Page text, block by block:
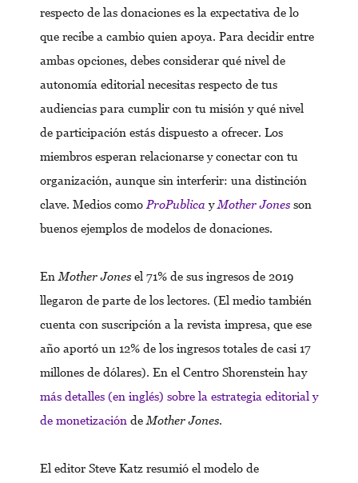
respecto de las donaciones es la expectativa de lo
que recibe a cambio quien apoya. Para decidir entre
ambas opciones, debes considerar qué nivel de
autonomía editorial necesitas respecto de tus
audiencias para cumplir con tu misión y qué nivel
de participación estás dispuesto a ofrecer. Los
miembros esperan relacionarse y conectar con tu
organización, aunque sin interferir: una distinción
clave. Medios como ProPublica yMother Jones son
buenos ejemplos de modelos de donaciones.
En Mother Jones el 71% de sus ingresos de 2019
llegaron de parte de los lectores. (El medio también
cuenta con suscripción a la revista impresa, que ese
año aportó un 12% de los ingresos totales de casi 17
millones de dólares). En el Centro Shorenstein hay
más detalles (en inglés) sobre la estrategia editorial y
de monetización de Mother Jones.
El editor Steve Katz resumió el modelo de